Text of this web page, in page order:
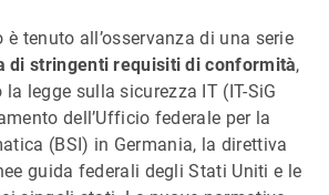
tenuto all’osservanza di una serie
di stringenti requisiti di conformità,
legge sulla sicurezza IT (IT-SiG
dell’Ufficio federale per la
(BSI) in Germania, la direttiva
guida federali degli Stati Uniti e le